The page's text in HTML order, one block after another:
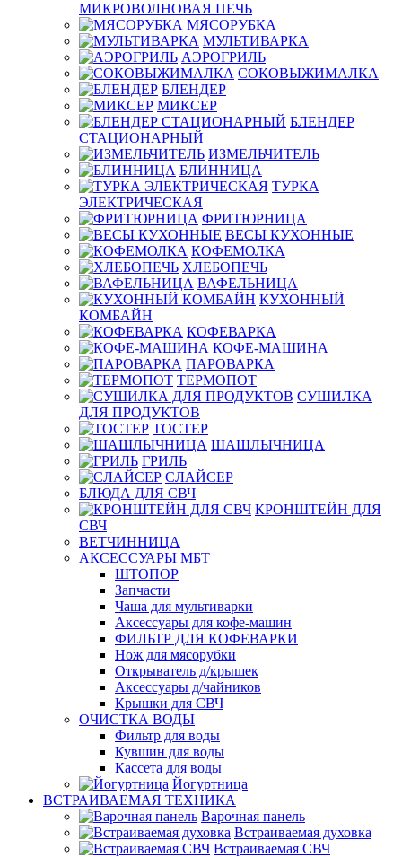
МИКРОВОЛНОВАЯ ПЕЧЬ
МЯСОРУБКА
МУЛЬТИВАРКА
АЭРОГРИЛЬ
СОКОВЫЖИМАЛКА
БЛЕНДЕР
МИКСЕР
БЛЕНДЕР
СТАЦИОНАРНЫЙ
ИЗМЕЛЬЧИТЕЛЬ
БЛИННИЦА
ТУРКА
ЭЛЕКТРИЧЕСКАЯ
ФРИТЮРНИЦА
ВЕСЫ КУХОННЫЕ
КОФЕМОЛКА
ХЛЕБОПЕЧЬ
ВАФЕЛЬНИЦА
КУХОННЫЙ
КОМБАЙН
КОФЕВАРКА
КОФЕ-МАШИНА
ПАРОВАРКА
ТЕРМОПОТ
СУШИЛКА
ДЛЯ ПРОДУКТОВ
ТОСТЕР
ШАШЛЫЧНИЦА
ГРИЛЬ
СЛАЙСЕР
БЛЮДА ДЛЯ СВЧ
КРОНШТЕЙН ДЛЯ
СВЧ
ВЕТЧИННИЦА
АКСЕССУАРЫ МБТ
ШТОПОР
Запчасти
Чаша для мультиварки
Аксессуары для кофе-машин
ФИЛЬТР ДЛЯ КОФЕВАРКИ
Нож для мясорубки
Открыватель д/крышек
Аксессуары д/чайников
Крышки для СВЧ
ОЧИСТКА ВОДЫ
Фильтр для воды
Кувшин для воды
Кассета для воды
Йогуртница
ВСТРАИВАЕМАЯ ТЕХНИКА
Варочная панель
Встраиваемая духовка
Встраиваемая СВЧ